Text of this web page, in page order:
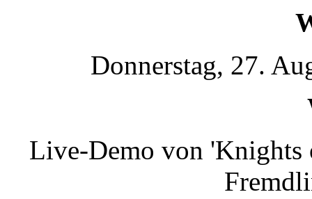
Donnerstag, 27.
Live-Demo von 'Knights